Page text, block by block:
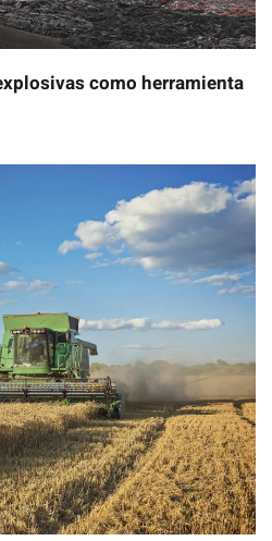
como herramienta